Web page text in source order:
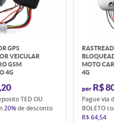
GPS
VEICULAR
GSM
4G
TED OU
20%de desconto
MOTO
4G
por R$
Pague via
BOLETO
R$ 64,54